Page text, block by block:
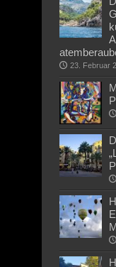
23. Februar